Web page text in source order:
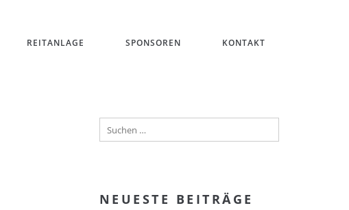
REITANLAGE SPONSOREN KONTAKT
NEUESTE BEITRÄGE